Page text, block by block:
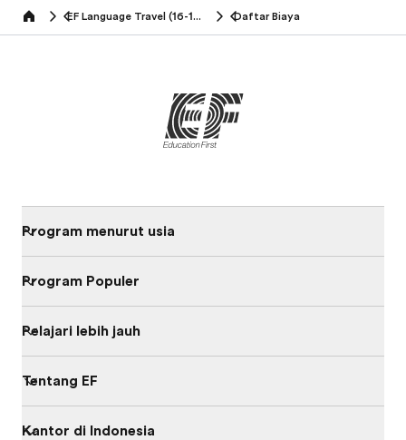
Home EF Language Travel (16-18 tahun) Daftar Biaya
Program menurut usia
Program Populer
Pelajari lebih jauh
Tentang EF
Kantor di Indonesia